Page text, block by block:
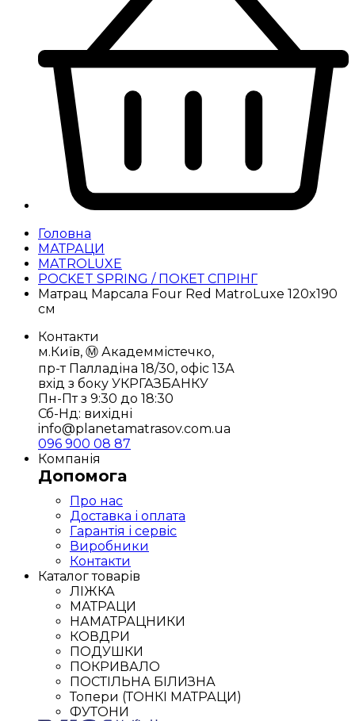
Головна
МАТРАЦИ
MATROLUXE
POCKET SPRING / ПОКЕТ СПРІНГ
Матрац Марсала Four Red MatroLuxe 120x190
см
Контакти
м.Київ, Ⓜ️ Академмістечко,
пр-т Палладіна 18/30, офіс 13А
вхід з боку УКРГАЗБАНКУ
Пн-Пт з 9:30 до 18:30
Сб-Нд: вихідні
info@planetamatrasov.com.ua
096 900 08 87
Компанія
Допомога
Про нас
Доставка і оплата
Гарантія і сервіс
Виробники
Контакти
Каталог товарів
ЛІЖКА
МАТРАЦИ
НАМАТРАЦНИКИ
КОВДРИ
ПОДУШКИ
ПОКРИВАЛО
ПОСТІЛЬНА БІЛИЗНА
Топери (ТОНКІ МАТРАЦИ)
ФУТОНИ